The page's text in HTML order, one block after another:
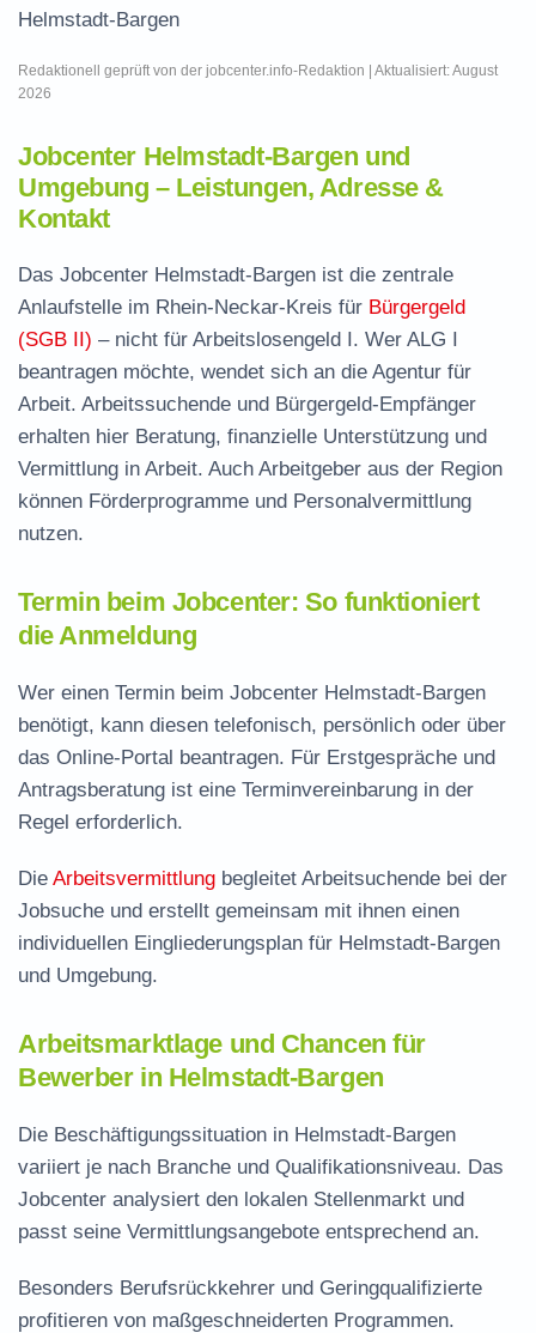
Helmstadt-Bargen
Redaktionell geprüft von der jobcenter.info-Redaktion | Aktualisiert: August
2026
Jobcenter Helmstadt-Bargen und
Umgebung – Leistungen, Adresse &
Kontakt
Das Jobcenter Helmstadt-Bargen ist die zentrale
Anlaufstelle im Rhein-Neckar-Kreis für Bürgergeld
(SGB II) – nicht für Arbeitslosengeld I. Wer ALG I
beantragen möchte, wendet sich an die Agentur für
Arbeit. Arbeitssuchende und Bürgergeld-Empfänger
erhalten hier Beratung, finanzielle Unterstützung und
Vermittlung in Arbeit. Auch Arbeitgeber aus der Region
können Förderprogramme und Personalvermittlung
nutzen.
Termin beim Jobcenter: So funktioniert
die Anmeldung
Wer einen Termin beim Jobcenter Helmstadt-Bargen
benötigt, kann diesen telefonisch, persönlich oder über
das Online-Portal beantragen. Für Erstgespräche und
Antragsberatung ist eine Terminvereinbarung in der
Regel erforderlich.
Die Arbeitsvermittlung begleitet Arbeitsuchende bei der
Jobsuche und erstellt gemeinsam mit ihnen einen
individuellen Eingliederungsplan für Helmstadt-Bargen
und Umgebung.
Arbeitsmarktlage und Chancen für
Bewerber in Helmstadt-Bargen
Die Beschäftigungssituation in Helmstadt-Bargen
variiert je nach Branche und Qualifikationsniveau. Das
Jobcenter analysiert den lokalen Stellenmarkt und
passt seine Vermittlungsangebote entsprechend an.
Besonders Berufsrückkehrer und Geringqualifizierte
profitieren von maßgeschneiderten Programmen.